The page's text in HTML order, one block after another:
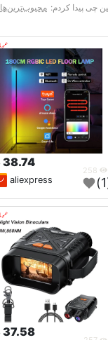
چی پیدا کردم: محبوب‌ترین‌ها
🔗404?
38.74 $
aliexpress
🔗404?
37.58 $